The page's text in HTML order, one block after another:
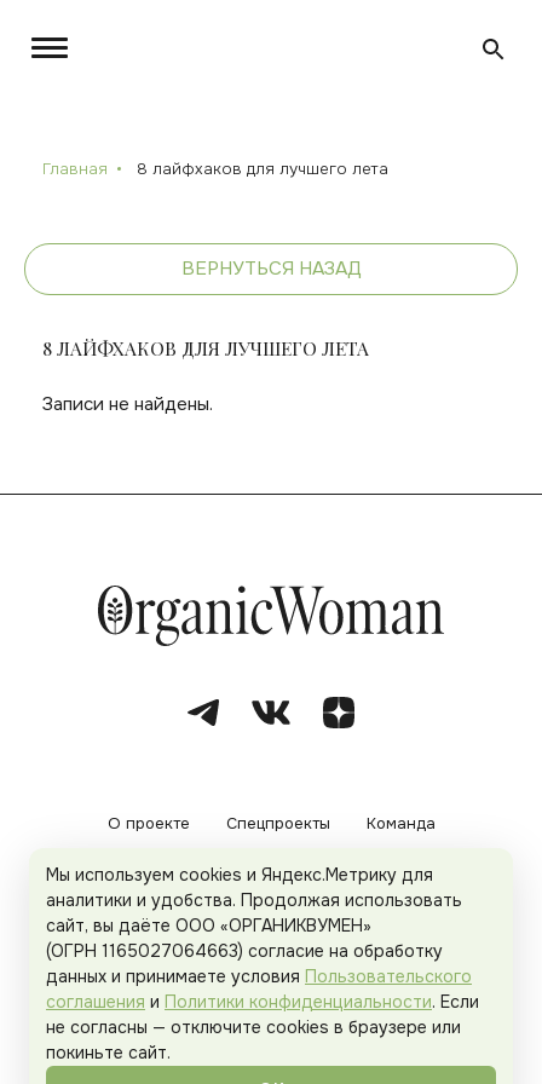
Главная 8 лайфхаков для лучшего лета
ВЕРНУТЬСЯ НАЗАД
8 ЛАЙФХАКОВ ДЛЯ ЛУЧШЕГО ЛЕТА
Записи не найдены.
О проекте Спецпроекты Команда
Рекламодателям Политика конфиденциальности
Пользовательское соглашение
Organicwoman.ru . Все права защищены.
Мы используем cookies и Яндекс.Метрику для
аналитики и удобства. Продолжая использовать
сайт, вы даёте ООО «ОРГАНИКВУМЕН»
(ОГРН 1165027064663) согласие на обработку
данных и принимаете условия Пользовательского
соглашения и Политики конфиденциальности. Если
не согласны — отключите cookies в браузере или
покиньте сайт.